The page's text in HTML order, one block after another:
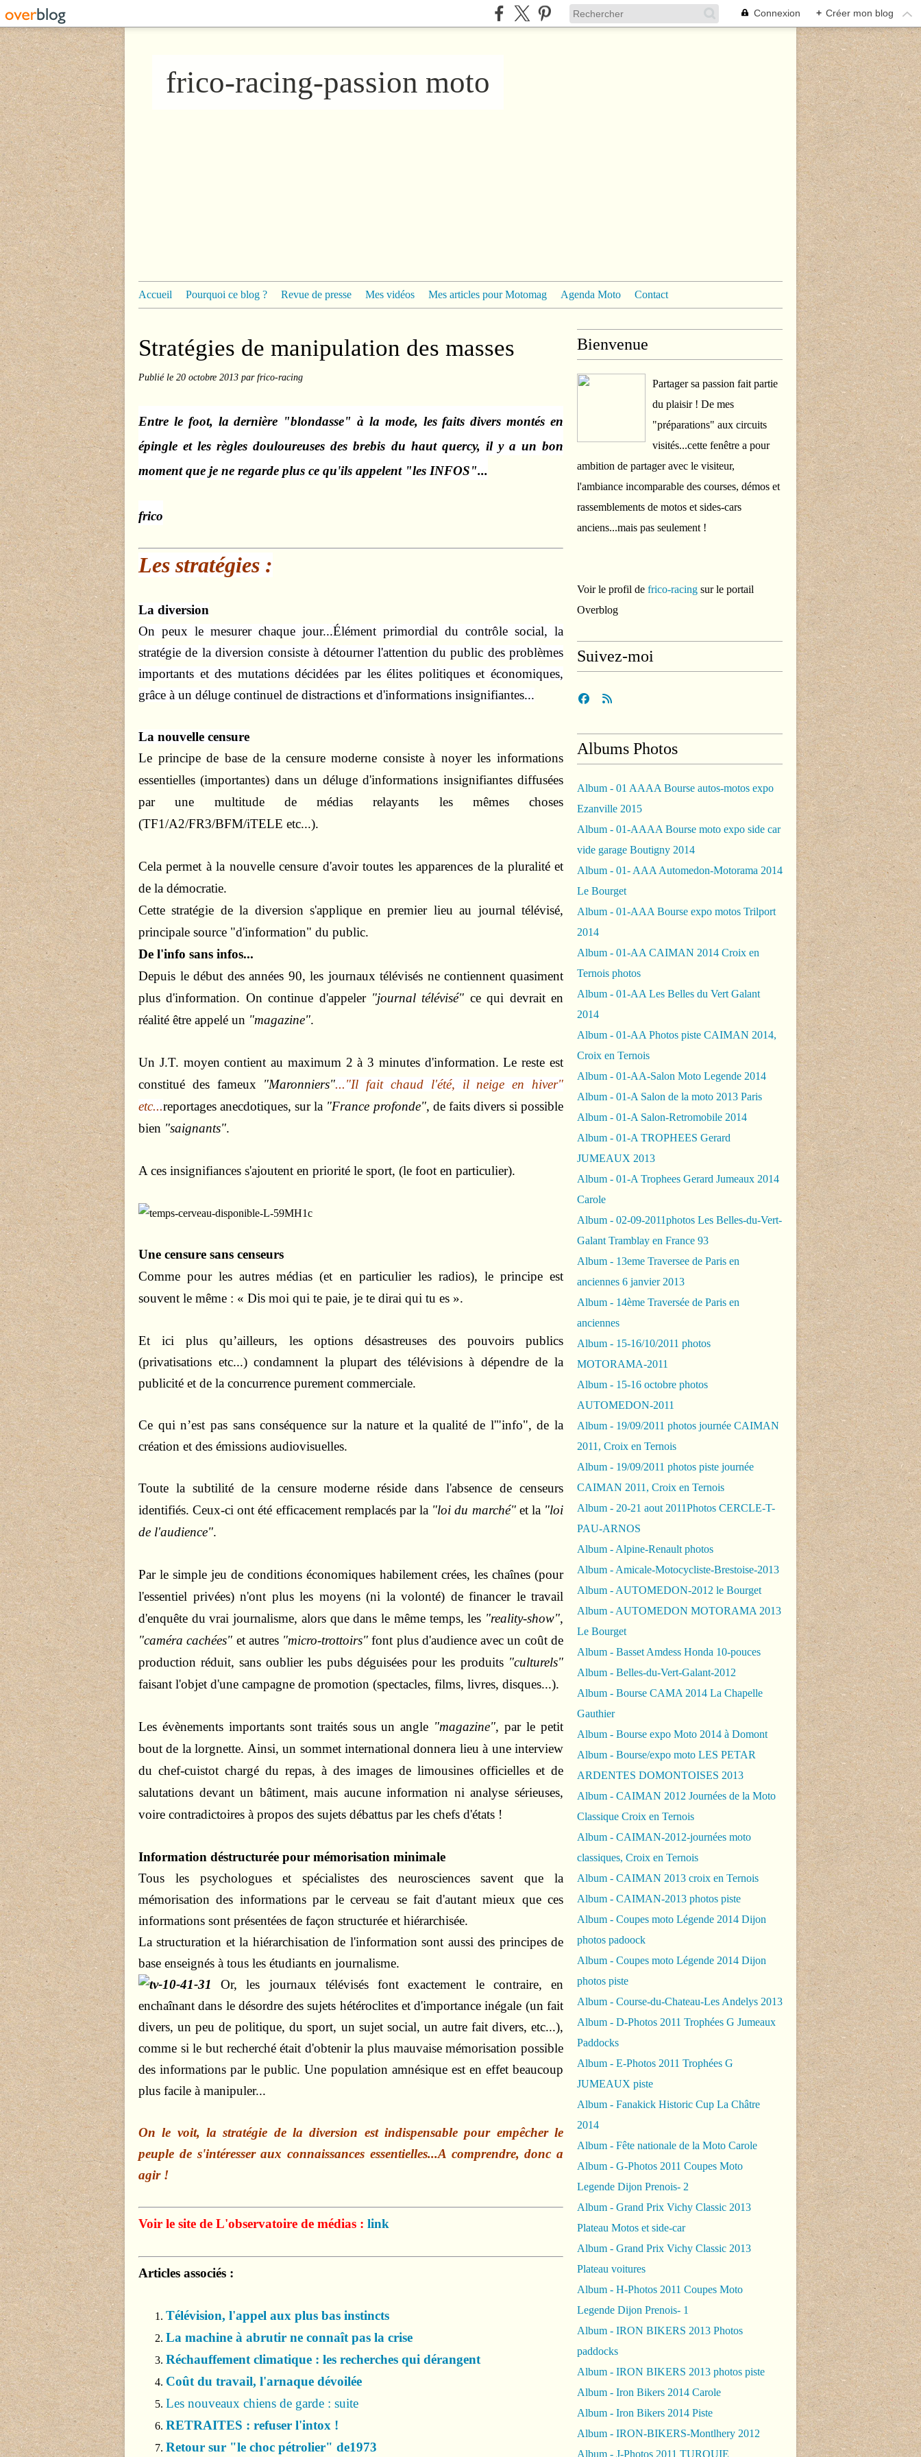
Connexion + Créer mon blog
frico-racing-passion moto
Accueil Pourquoi ce blog ? Revue de presse Mes vidéos Mes articles pour Motomag Agenda Moto Contact
Stratégies de manipulation des masses
Publié le 20 octobre 2013 par frico-racing
Entre le foot, la dernière "blondasse" à la mode, les faits divers montés en
épingle et les règles douloureuses des brebis du haut quercy, il y a un bon
moment que je ne regarde plus ce qu'ils appelent "les INFOS"...
frico
Les stratégies :
La diversion
On peux le mesurer chaque jour...Élément primordial du contrôle social, la
stratégie de la diversion consiste à détourner l'attention du public des problèmes
importants et des mutations décidées par les élites politiques et économiques,
grâce à un déluge continuel de distractions et d'informations insignifiantes...
La nouvelle censure
Le principe de base de la censure moderne consiste à noyer les informations
essentielles (importantes) dans un déluge d'informations insignifiantes diffusées
par une multitude de médias relayants les mêmes choses
(TF1/A2/FR3/BFM/iTELE etc...).
Cela permet à la nouvelle censure d'avoir toutes les apparences de la pluralité et
de la démocratie.
Cette stratégie de la diversion s'applique en premier lieu au journal télévisé,
principale source "d'information" du public.
De l'info sans infos...
Depuis le début des années 90, les journaux télévisés ne contiennent quasiment
plus d'information. On continue d'appeler "journal télévisé" ce qui devrait en
réalité être appelé un "magazine".
Un J.T. moyen contient au maximum 2 à 3 minutes d'information. Le reste est
constitué des fameux "Maronniers"..."Il fait chaud l'été, il neige en hiver"
etc...reportages anecdotiques, sur la "France profonde", de faits divers si possible
bien "saignants".
A ces insignifiances s'ajoutent en priorité le sport, (le foot en particulier).
Une censure sans censeurs
Comme pour les autres médias (et en particulier les radios), le principe est
souvent le même : « Dis moi qui te paie, je te dirai qui tu es ».
Et ici plus qu’ailleurs, les options désastreuses des pouvoirs publics
(privatisations etc...) condamnent la plupart des télévisions à dépendre de la
publicité et de la concurrence purement commerciale.
Ce qui n’est pas sans conséquence sur la nature et la qualité de l'"info", de la
création et des émissions audiovisuelles.
Toute la subtilité de la censure moderne réside dans l'absence de censeurs
identifiés. Ceux-ci ont été efficacement remplacés par la "loi du marché"et la "loi
de l'audience".
Par le simple jeu de conditions économiques habilement crées, les chaînes (pour
l'essentiel privées) n'ont plus les moyens (ni la volonté) de financer le travail
d'enquête du vrai journalisme, alors que dans le même temps, les "reality-show",
"caméra cachées" et autres "micro-trottoirs" font plus d'audience avec un coût de
production réduit, sans oublier les pubs déguisées pour les produits "culturels"
faisant l'objet d'une campagne de promotion (spectacles, films, livres, disques...).
Les évènements importants sont traités sous un angle "magazine", par le petit
bout de la lorgnette. Ainsi, un sommet international donnera lieu à une interview
du chef-cuistot chargé du repas, à des images de limousines officielles et de
salutations devant un bâtiment, mais aucune information ni analyse sérieuses,
voire contradictoires à propos des sujets débattus par les chefs d'états !
Information déstructurée pour mémorisation minimale
Tous les psychologues et spécialistes des neurosciences savent que la
mémorisation des informations par le cerveau se fait d'autant mieux que ces
informations sont présentées de façon structurée et hiérarchisée.
La structuration et la hiérarchisation de l'information sont aussi des principes de
base enseignés à tous les étudiants en journalisme.
Or, les journaux télévisés font exactement le contraire, en
enchaînant dans le désordre des sujets hétéroclites et d'importance inégale (un fait
divers, un peu de politique, du sport, un sujet social, un autre fait divers, etc...),
comme si le but recherché était d'obtenir la plus mauvaise mémorisation possible
des informations par le public. Une population amnésique est en effet beaucoup
plus facile à manipuler...
On le voit, la stratégie de la diversion est indispensable pour empêcher le
peuple de s'intéresser aux connaissances essentielles...A comprendre, donc a
agir !
Voir le site de L'observatoire de médias : link
Articles associés :
Télévision, l'appel aux plus bas instincts
La machine à abrutir ne connaît pas la crise
Réchauffement climatique : les recherches qui dérangent
Coût du travail, l'arnaque dévoilée
Les nouveaux chiens de garde : suite
RETRAITES : refuser l'intox !
Retour sur "le choc pétrolier" de1973
Bienvenue
Partager sa passion fait partie
du plaisir ! De mes
"préparations" aux circuits
visités...cette fenêtre a pour
ambition de partager avec le visiteur,
l'ambiance incomparable des courses, démos et
rassemblements de motos et sides-cars
anciens...mais pas seulement !
Voir le profil de frico-racing sur le portail
Overblog
Suivez-moi
Albums Photos
Album - 01 AAAA Bourse autos-motos expo
Ezanville 2015
Album - 01-AAAA Bourse moto expo side car
vide garage Boutigny 2014
Album - 01- AAA Automedon-Motorama 2014
Le Bourget
Album - 01-AAA Bourse expo motos Trilport
2014
Album - 01-AA CAIMAN 2014 Croix en
Ternois photos
Album - 01-AA Les Belles du Vert Galant
2014
Album - 01-AA Photos piste CAIMAN 2014,
Croix en Ternois
Album - 01-AA-Salon Moto Legende 2014
Album - 01-A Salon de la moto 2013 Paris
Album - 01-A Salon-Retromobile 2014
Album - 01-A TROPHEES Gerard
JUMEAUX 2013
Album - 01-A Trophees Gerard Jumeaux 2014
Carole
Album - 02-09-2011photos Les Belles-du-Vert-
Galant Tramblay en France 93
Album - 13eme Traversee de Paris en
anciennes 6 janvier 2013
Album - 14ème Traversée de Paris en
anciennes
Album - 15-16/10/2011 photos
MOTORAMA-2011
Album - 15-16 octobre photos
AUTOMEDON-2011
Album - 19/09/2011 photos journée CAIMAN
2011, Croix en Ternois
Album - 19/09/2011 photos piste journée
CAIMAN 2011, Croix en Ternois
Album - 20-21 aout 2011Photos CERCLE-T-
PAU-ARNOS
Album - Alpine-Renault photos
Album - Amicale-Motocycliste-Brestoise-2013
Album - AUTOMEDON-2012 le Bourget
Album - AUTOMEDON MOTORAMA 2013
Le Bourget
Album - Basset Amdess Honda 10-pouces
Album - Belles-du-Vert-Galant-2012
Album - Bourse CAMA 2014 La Chapelle
Gauthier
Album - Bourse expo Moto 2014 à Domont
Album - Bourse/expo moto LES PETAR
ARDENTES DOMONTOISES 2013
Album - CAIMAN 2012 Journées de la Moto
Classique Croix en Ternois
Album - CAIMAN-2012-journées moto
classiques, Croix en Ternois
Album - CAIMAN 2013 croix en Ternois
Album - CAIMAN-2013 photos piste
Album - Coupes moto Légende 2014 Dijon
photos padoock
Album - Coupes moto Légende 2014 Dijon
photos piste
Album - Course-du-Chateau-Les Andelys 2013
Album - D-Photos 2011 Trophées G Jumeaux
Paddocks
Album - E-Photos 2011 Trophées G
JUMEAUX piste
Album - Fanakick Historic Cup La Châtre
2014
Album - Fête nationale de la Moto Carole
Album - G-Photos 2011 Coupes Moto
Legende Dijon Prenois- 2
Album - Grand Prix Vichy Classic 2013
Plateau Motos et side-car
Album - Grand Prix Vichy Classic 2013
Plateau voitures
Album - H-Photos 2011 Coupes Moto
Legende Dijon Prenois- 1
Album - IRON BIKERS 2013 Photos
paddocks
Album - IRON BIKERS 2013 photos piste
Album - Iron Bikers 2014 Carole
Album - Iron Bikers 2014 Piste
Album - IRON-BIKERS-Montlhery 2012
Album - J-Photos 2011 TURQUIE